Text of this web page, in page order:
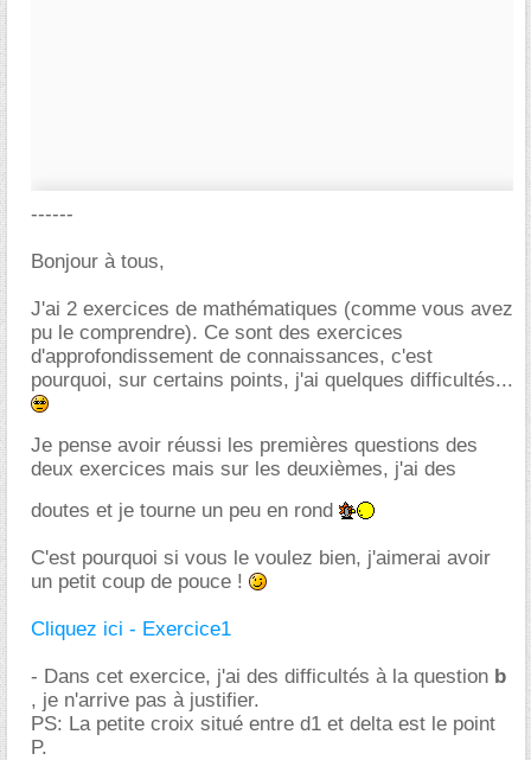
------
Bonjour à tous,
J'ai 2 exercices de mathématiques (comme vous avez
pu le comprendre). Ce sont des exercices
d'approfondissement de connaissances, c'est
pourquoi, sur certains points, j'ai quelques difficultés...
Je pense avoir réussi les premières questions des
deux exercices mais sur les deuxièmes, j'ai des
doutes et je tourne un peu en rond
C'est pourquoi si vous le voulez bien, j'aimerai avoir
un petit coup de pouce !
Cliquez ici - Exercice1
- Dans cet exercice, j'ai des difficultés à la question b
, je n'arrive pas à justifier.
PS: La petite croix situé entre d1 et delta est le point
P.